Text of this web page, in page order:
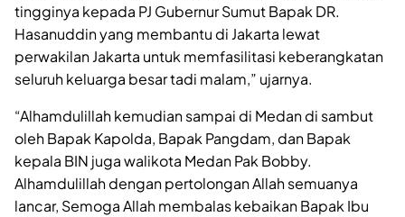
tingginya kepada PJ Gubernur Sumut Bapak DR.
Hasanuddin yang membantu di Jakarta lewat
perwakilan Jakarta untuk memfasilitasi keberangkatan
seluruh keluarga besar tadi malam,” ujarnya.
“Alhamdulillah kemudian sampai di Medan di sambut
oleh Bapak Kapolda, Bapak Pangdam, dan Bapak
kepala BIN juga walikota Medan Pak Bobby.
Alhamdulillah dengan pertolongan Allah semuanya
lancar, Semoga Allah membalas kebaikan Bapak Ibu